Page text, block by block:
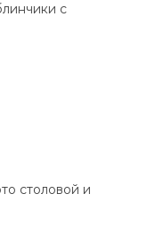
с
столовой и